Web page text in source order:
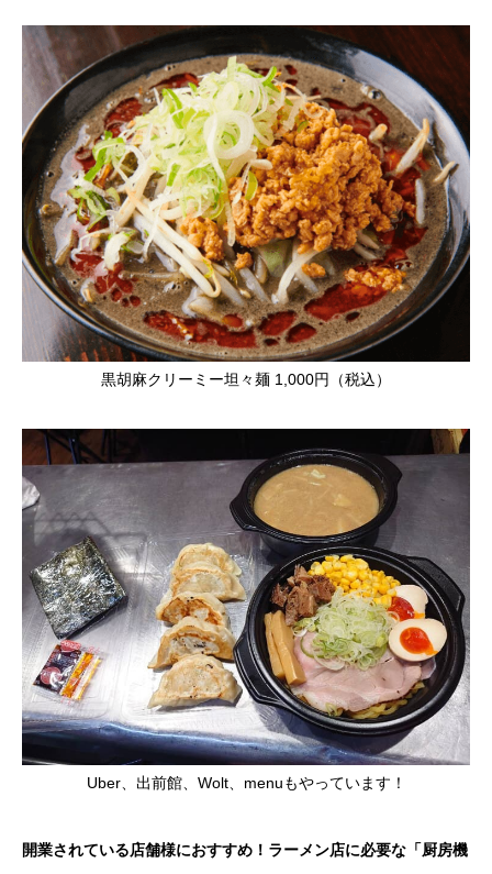
黒胡麻クリーミー坦々麺 1,000円（税込）
Uber、出前館、Wolt、menuもやっています！
開業されている店舗様におすすめ！ラーメン店に必要な「厨房機